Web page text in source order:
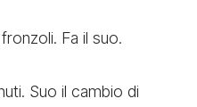
Fa il suo.
Suo il cambio di